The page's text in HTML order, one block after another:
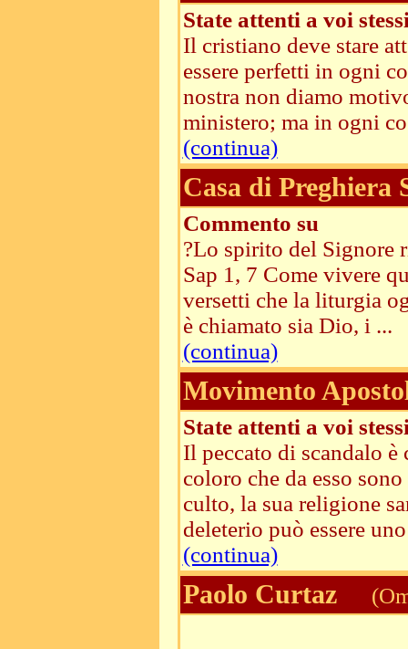
State attenti a voi
Il cristiano deve stare
essere perfetti in ogni
nostra non diamo
ministero; ma in ogni
(continua)
Casa di Preghiera
Commento su
?Lo spirito del Signore
Sap 1, 7 Come vivere
versetti che la liturgia
è chiamato sia Dio, i ...
(continua)
Movimento
State attenti a voi
Il peccato di scandalo è
coloro che da esso
culto, la sua religione
deleterio può essere
(continua)
Paolo Curtaz